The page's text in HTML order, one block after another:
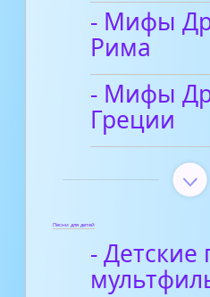
- Мифы
Рима
- Мифы
Греции
Песни для детей
- Детские